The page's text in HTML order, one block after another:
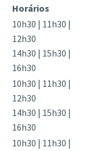
Horários
10h30 | 11h30 |
12h30
14h30 | 15h30 |
16h30
10h30 | 11h30 |
12h30
14h30 | 15h30 |
16h30
10h30 | 11h30 |